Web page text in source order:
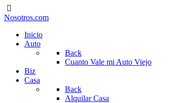
Nosotros.com
Inicio
Auto
Back
Cuanto Vale mi Auto Viejo
Biz
Casa
Back
Alquilar Casa